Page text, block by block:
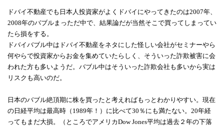
ドバイ不動産でも日本人投資家がよくドバイにやってきたのは2007年、
2008年のバブルまっただ中で、結果論だが当然そこで買ってしまってい
たら損をする。
ドバイバブル中はドバイ不動産をネタにした怪しい会社がセミナーやら
何やらで投資家からお金を集めていたらしく、そういった詐欺被害に会
われた方も多いようだ。バブル中はそういった詐欺会社も多いから実は
リスクも高いのだ。
日本のバブル絶頂期に株を買ったと考えればもっとわかりやすい。現在
の日経平均は最高時（1989年！）に比べて30％にも満たない。20年経
ってもまだ大損。（ところでアメリカDow Jones平均は過去２年の下落